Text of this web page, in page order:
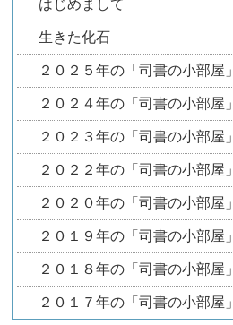
はじめまして
生きた化石
２０２５年の「司書の小部屋」
２０２４年の「司書の小部屋」
２０２３年の「司書の小部屋」
２０２２年の「司書の小部屋」
２０２０年の「司書の小部屋」
２０１９年の「司書の小部屋」
２０１８年の「司書の小部屋」
２０１７年の「司書の小部屋」